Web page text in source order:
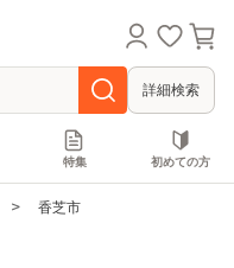
詳細検索
特集 初めての方
香芝市